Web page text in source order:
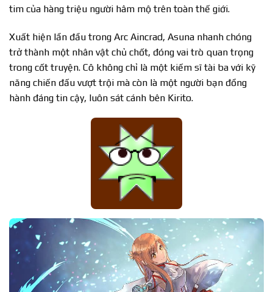
tim của hàng triệu người hâm mộ trên toàn thế giới.
Xuất hiện lần đầu trong Arc Aincrad, Asuna nhanh chóng
trở thành một nhân vật chủ chốt, đóng vai trò quan trọng
trong cốt truyện. Cô không chỉ là một kiếm sĩ tài ba với kỹ
năng chiến đấu vượt trội mà còn là một người bạn đồng
hành đáng tin cậy, luôn sát cánh bên Kirito.